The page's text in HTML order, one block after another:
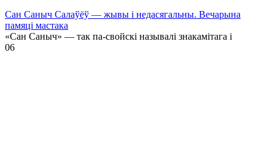
Сан Саныч Салаўёў — жывы і недасягальны. Вечарына
памяці мастака
«Сан Саныч» — так па-свойскі называлі знакамітага і
06